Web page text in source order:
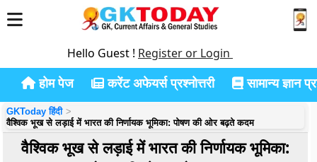
Hello Guest ! Register or Login
होम पेज करेंट अफेयर्स प्रश्नोत्तरी सामान्य ज्ञान
GKToday हिंदी
वैश्विक भूख से लड़ाई में भारत की निर्णायक भूमिका: पोषण की ओर बढ़ते कदम
वैश्विक भूख से लड़ाई में भारत की निर्णायक भूमिका: